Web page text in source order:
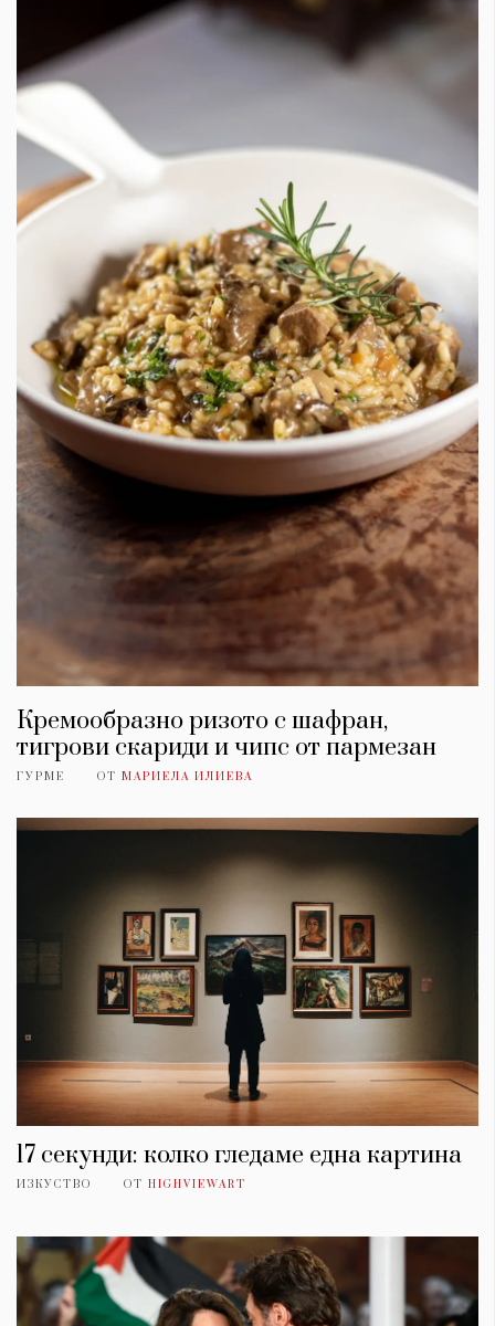
Кремообразно ризото с шафран,
тигрови скариди и чипс от пармезан
ГУРМЕ ОТ МАРИЕЛА ИЛИЕВА
17 секунди: колко гледаме една картина
ИЗКУСТВО ОТ HIGHVIEWART
КАТЕГОРИИ
Подкасти
Мода
Dialogue
Изкуство
ЗА НАС
ползване
За нас
Реклама
Политика за